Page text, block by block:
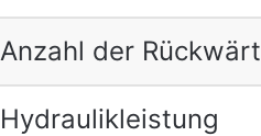
Anzahl der
Hydraulikleistung